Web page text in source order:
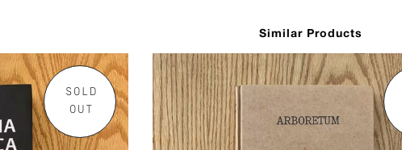
Similar Products
SOLD
OUT